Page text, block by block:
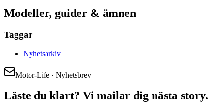
Modeller, guider & ämnen
Taggar
Nyhetsarkiv
Motor-Life · Nyhetsbrev
Läste du klart? Vi mailar dig nästa story.